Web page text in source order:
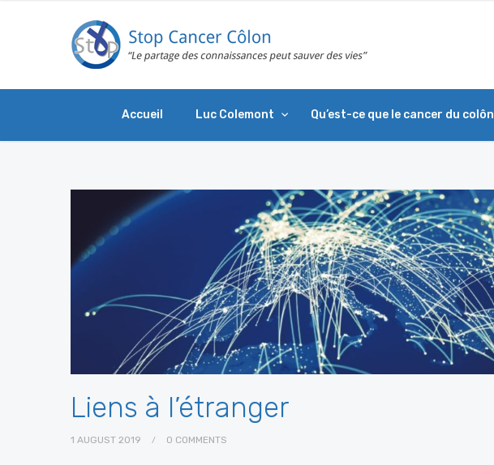
Accueil Luc Colemont Qu’est-ce que le cancer du colôn
Liens à l’étranger
1 AUGUST 2019 0 COMMENTS